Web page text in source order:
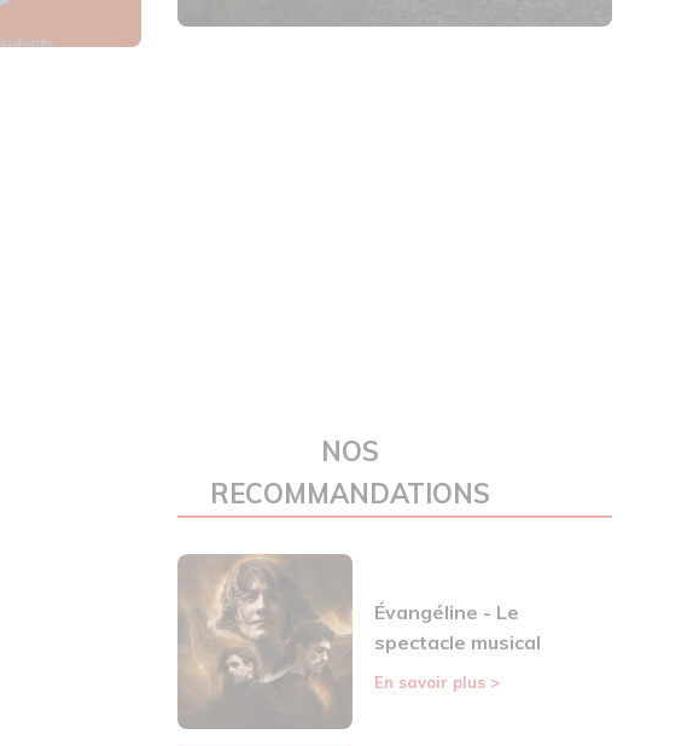
NOS
RECOMMANDATIONS
Évangéline - Le
spectacle musical
En savoir plus >